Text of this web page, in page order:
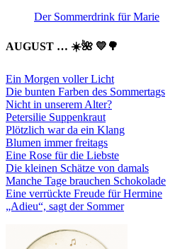
Der Sommerdrink für Marie
AUGUST … ☀️🌺 💛🌳
Ein Morgen voller Licht
Die bunten Farben des Sommertags
Nicht in unserem Alter?
Petersilie Suppenkraut
Plötzlich war da ein Klang
Blumen immer freitags
Eine Rose für die Liebste
Die kleinen Schätze von damals
Manche Tage brauchen Schokolade
Eine verrückte Freude für Hermine
„Adieu“, sagt der Sommer